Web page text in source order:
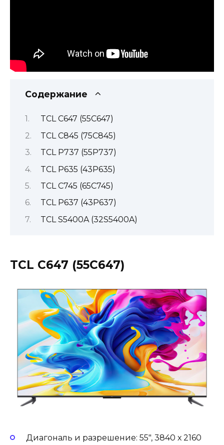
Содержание
TCL C647 (55C647)
TCL C845 (75C845)
TCL P737 (55P737)
TCL P635 (43P635)
TCL C745 (65C745)
TCL P637 (43P637)
TCL S5400A (32S5400A)
TCL C647 (55C647)
Диагональ и разрешение: 55″, 3840 х 2160